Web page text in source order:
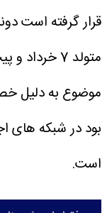
متولد 7 خرداد و پیت هگست متولد 16 خرداد است.
موضوع به دلیل
بود در شبکه های
است.